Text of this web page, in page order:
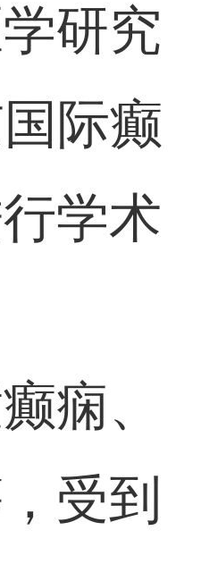
研究
际癫
学术
痫、
受到